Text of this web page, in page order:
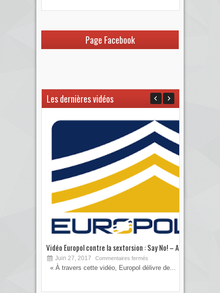
Page Facebook
Les dernières vidéos
Vidéo Europol contre la sextorsion : Say No! – A...
Juin 27, 2017 Commentaires fermés
« À travers cette vidéo, Europol délivre de...